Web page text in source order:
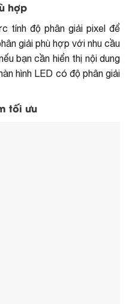
hợp
tính độ phân giải pixel để
giải phù hợp với nhu cầu
bạn cần hiển thị nội dung
hình LED có độ phân giải
tối ưu